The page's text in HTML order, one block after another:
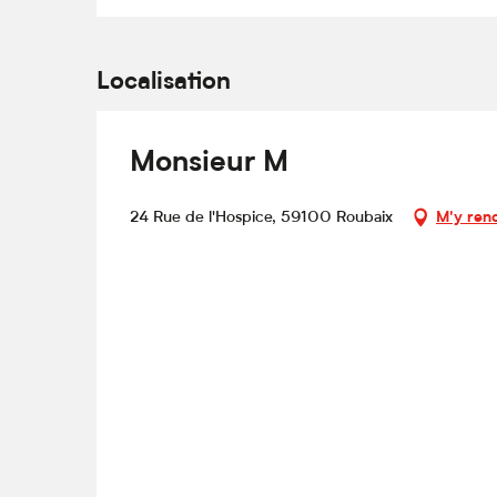
Localisation
Monsieur M
24 Rue de l'Hospice, 59100 Roubaix M'y